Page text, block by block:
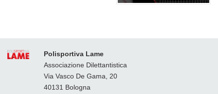
Polisportiva Lame
Associazione Dilettantistica
Via Vasco De Gama, 20
40131 Bologna